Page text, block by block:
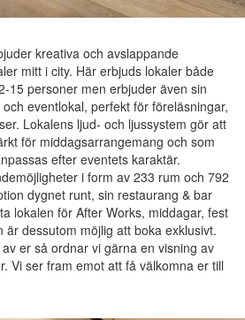
kreativa och avslappande
mitt i city. Här erbjuds lokaler både
15 personer men erbjuder även sin
eventlokal, perfekt för föreläsningar,
Lokalens ljud- och ljussystem gör att
för middagsarrangemang och som
efter eventets karaktär.
i form av 233 rum och 792
dygnet runt, sin restaurang & bar
lokalen för After Works, middagar, fest
är dessutom möjlig att boka exklusivt.
er så ordnar vi gärna en visning av
Vi ser fram emot att få välkomna er till